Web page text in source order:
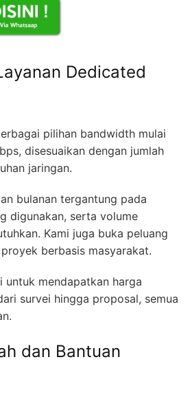
Dedicated
pilihan bandwidth mulai
disesuaikan dengan jumlah
jaringan.
bulanan tergantung pada
digunakan, serta volume
Kami juga buka peluang
berbasis masyarakat.
untuk mendapatkan harga
survei hingga proposal, semua
dan Bantuan